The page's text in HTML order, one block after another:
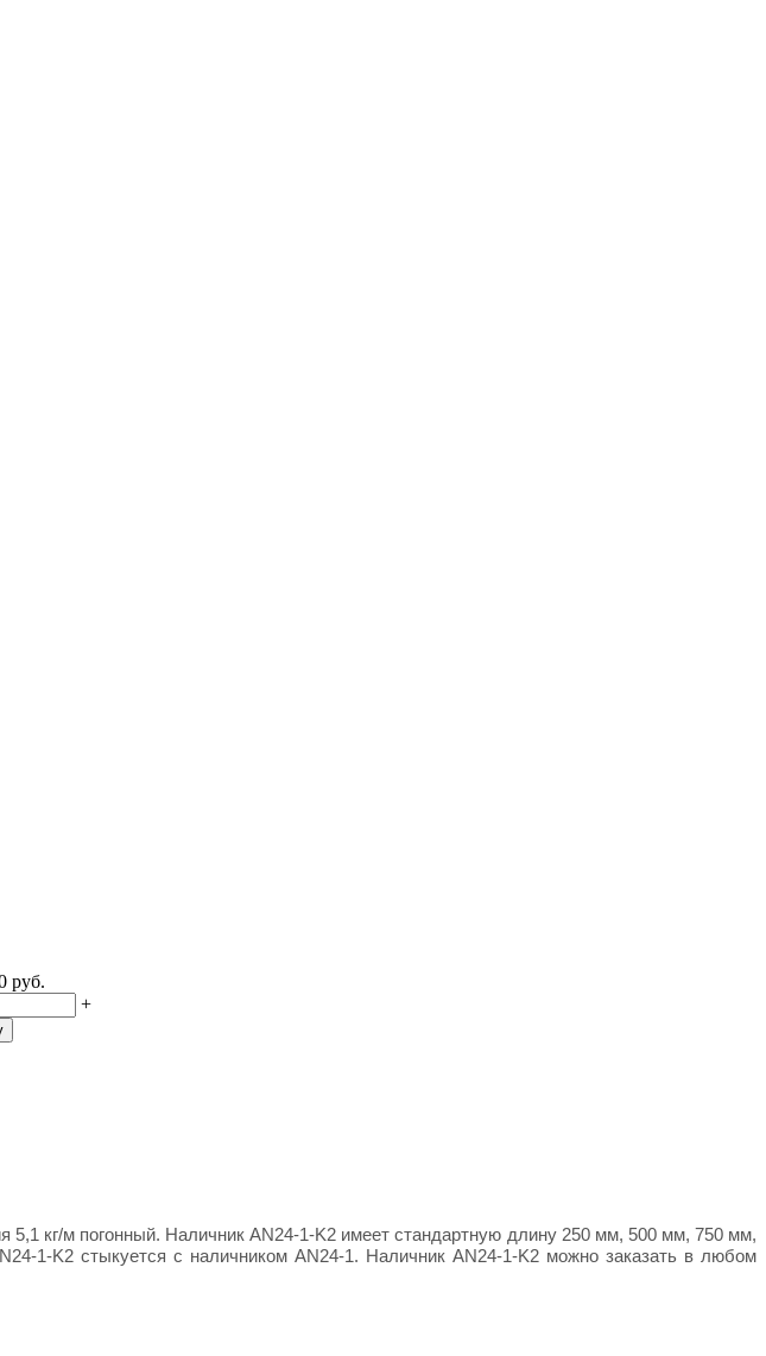
руб.
+
5,1 кг/м погонный. Наличник AN24-1-K2 имеет стандартную длину 250 мм, 500 мм, 750 мм,
1-K2 стыкуется с наличником AN24-1. Наличник AN24-1-K2 можно заказать в любом